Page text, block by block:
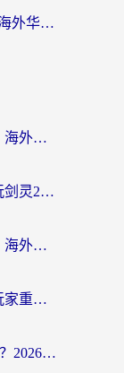
12123交管在国外怎么使用不了？海外华人必看的无缝访问国内资源指南
意大利怎么玩模拟城市我是市长？海外党国服游戏加速终极攻略（附三国3量子特攻解决办法）
人在海外，如何选择一款靠谱的玩剑灵2加速器？
国外玩灌篮高手延迟高怎么解决？海外玩家国服游戏加速终极指南
非人学园加速器超级加速，海外玩家重返国服的通行证
国外用什么加速器玩奇迹MU最好？2026海外玩家国服游戏加速全攻略